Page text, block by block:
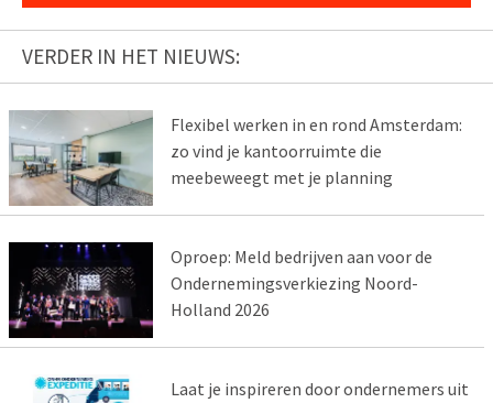
VERDER IN HET NIEUWS:
Flexibel werken in en rond Amsterdam:
zo vind je kantoorruimte die
meebeweegt met je planning
Oproep: Meld bedrijven aan voor de
Ondernemingsverkiezing Noord-
Holland 2026
Laat je inspireren door ondernemers uit